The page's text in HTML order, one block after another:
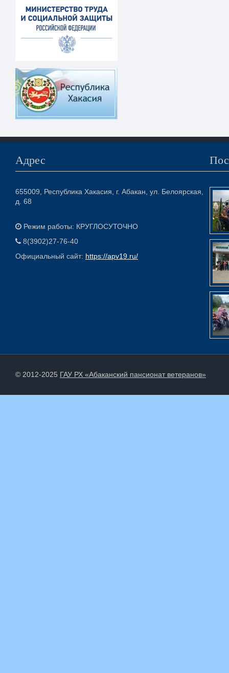
Адрес
655009, Республика Хакасия, г. Абакан, ул. Белоярская,
д. 68
Режим работы: КРУГЛОСУТОЧНО
8(3902)27-76-40
Официальный сайт: https://apv19.ru/
© 2012-2025 ГАУ РХ «Абаканский пансионат ветеранов»